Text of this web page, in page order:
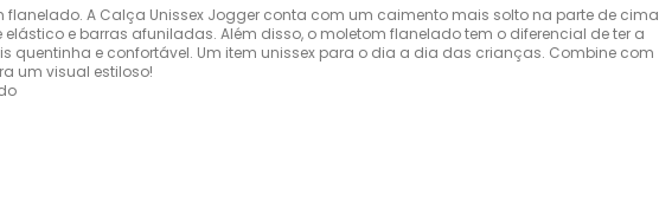
A Calça Unissex Jogger conta com um caimento mais solto na parte de cima
e barras afuniladas. Além disso, o moletom flanelado tem o diferencial de ter a
quentinha e confortável. Um item unissex para o dia a dia das crianças. Combine com
um visual estiloso!